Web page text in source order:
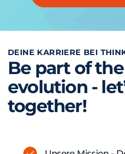
DEINE KARRIERE BEI
Be part of
evolution -
together!